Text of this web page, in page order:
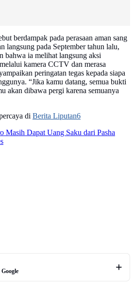
berdampak pada perasaan aman sang
langsung pada September tahun lalu,
bahwa ia melihat langsung aksi
kamera CCTV dan merasa
peringatan tegas kepada siapa
“Jika kamu datang, semua bukti
akan dibawa pergi karena semuanya
di Berita Liputan6
Masih Dapat Uang Saku dari Pasha